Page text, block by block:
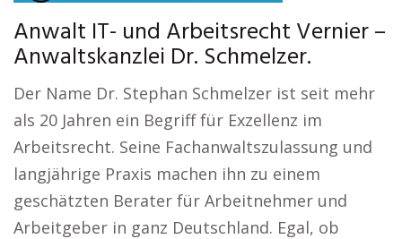
Anwalt IT- und Arbeitsrecht Vernier –
Anwaltskanzlei Dr. Schmelzer.
Der Name Dr. Stephan Schmelzer ist seit mehr
als 20 Jahren ein Begriff für Exzellenz im
Arbeitsrecht. Seine Fachanwaltszulassung und
langjährige Praxis machen ihn zu einem
geschätzten Berater für Arbeitnehmer und
Arbeitgeber in ganz Deutschland. Egal, ob